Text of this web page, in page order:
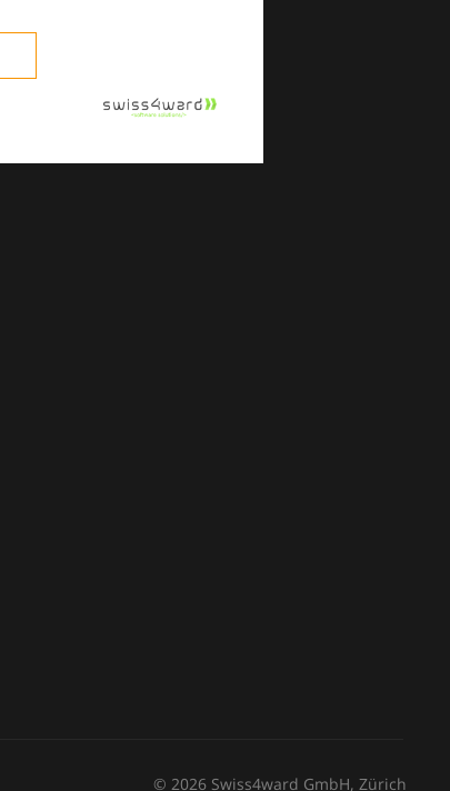
© 2026 Swiss4ward GmbH, Zürich